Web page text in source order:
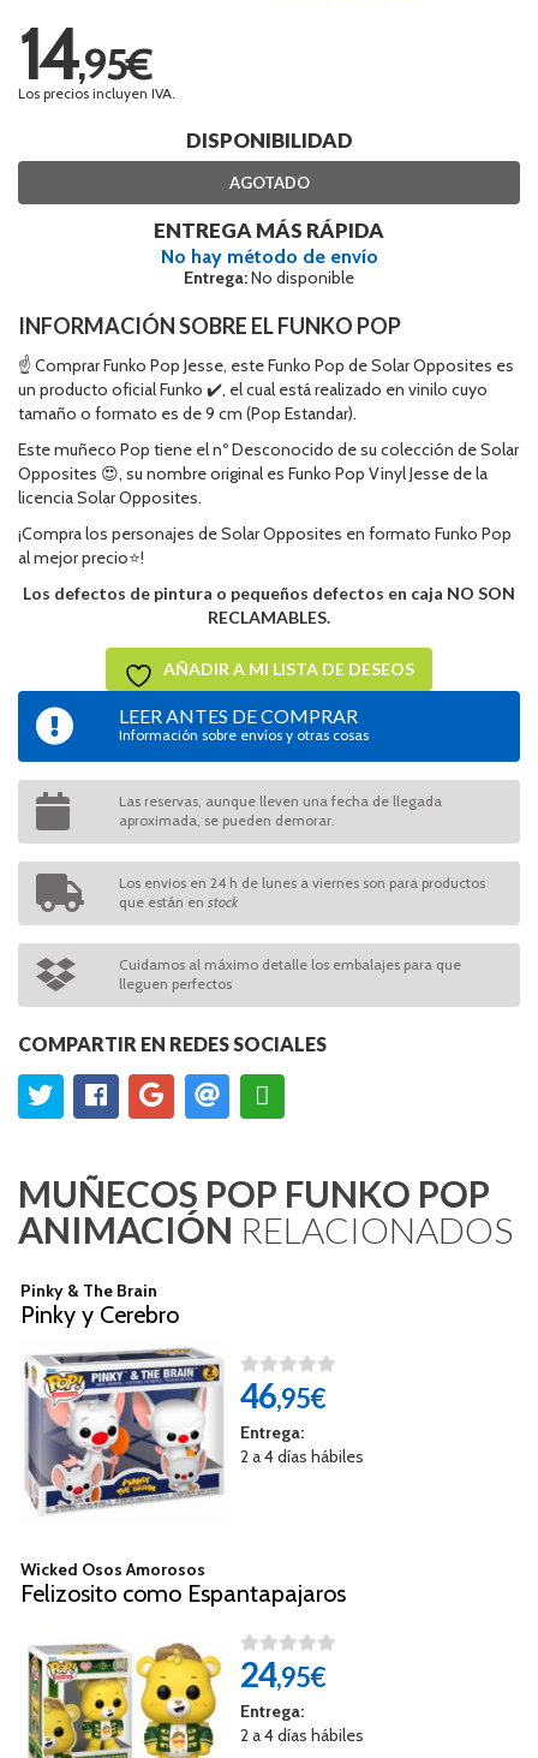
14,95€
Los precios incluyen IVA.
DISPONIBILIDAD
AGOTADO
ENTREGA MÁS RÁPIDA
No hay método de envío
Entrega:No disponible
INFORMACIÓN SOBRE EL FUNKO POP
☝ Comprar Funko Pop Jesse, este Funko Pop de Solar Opposites es
un producto oficial Funko ✔️, el cual está realizado en vinilo cuyo
tamaño o formato es de 9 cm (Pop Estandar).
Este muñeco Pop tiene el nº Desconocido de su colección de Solar
Opposites 😍, su nombre original es Funko Pop Vinyl Jesse de la
licencia Solar Opposites.
¡Compra los personajes de Solar Opposites en formato Funko Pop
al mejor precio⭐!
Los defectos de pintura o pequeños defectos en caja NO SON
RECLAMABLES.
AÑADIR A MI LISTA DE DESEOS
LEER ANTES DE COMPRAR
Información sobre envíos y otras cosas
Las reservas, aunque lleven una fecha de llegada
aproximada, se pueden demorar.
Los envios en 24 h de lunes a viernes son para productos
que están en stock
Cuidamos al máximo detalle los embalajes para que
lleguen perfectos
COMPARTIR EN REDES SOCIALES
MUÑECOS POP FUNKO POP
ANIMACIÓN RELACIONADOS
Pinky & The Brain
Pinky y Cerebro
46,95€
Entrega:
2 a 4 días hábiles
Wicked Osos Amorosos
Felizosito como Espantapajaros
24,95€
Entrega:
2 a 4 días hábiles